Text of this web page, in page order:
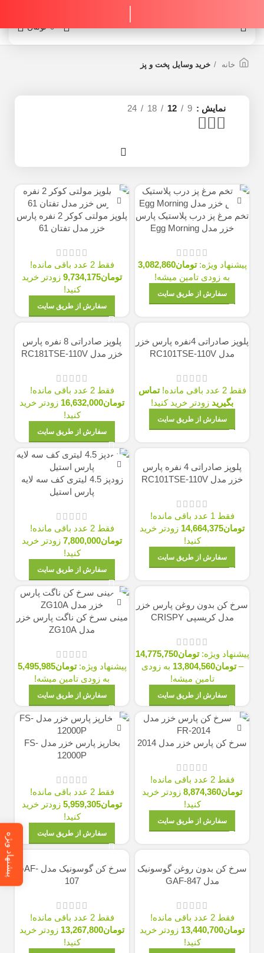
تومان 0
خانه خرید وسایل پخت و پز
نمایش 9
12
18
24
تخم مرغ پز درب پلاستيک پارس
خزر مدل Egg Morning
پیشنهاد ویژه:تومان3,082,860
به زودی تامین میشه!
سفارش از طریق سایت
پلوپز مولتی کوکر 2 نفره پارس
خزر مدل تفتان 61
فقط 2 عدد باقی مانده!
تومان9,734,175 زودتر خرید
کنید!
سفارش از طریق سایت
پلوپز صادراتی 4نفره پارس خزر
مدل RC101TSE-110V
فقط 2 عدد باقی مانده!
تماس
بگیرید زودتر خرید کنید!
سفارش از طریق سایت
پلوپز صادراتی 8 نفره پارس
خزر مدل RC181TSE-110V
فقط 2 عدد باقی مانده!
تومان16,632,000 زودتر خرید
کنید!
سفارش از طریق سایت
پلوپز صادراتی 4 نفره پارس
خزر مدل RC101TSE-110V
فقط 1 عدد باقی مانده!
تومان14,664,375 زودتر خرید
کنید!
سفارش از طریق سایت
زودپز 4.5 لیتری کف سه لایه
پارس استیل
فقط 2 عدد باقی مانده!
تومان7,800,000 زودتر خرید
کنید!
سفارش از طریق سایت
سرخ کن بدون روغن پارس خزر
مدل کریسپی CRISPY
پیشنهاد ویژه:تومان14,775,750
– تومان13,804,560 به زودی
تامین میشه!
سفارش از طریق سایت
مينی سرخ كن ناگت پارس خزر
مدل ZG10A
پیشنهاد ویژه:تومان5,495,985
به زودی تامین میشه!
سفارش از طریق سایت
سرخ كن پارس خزر مدل 2014
فقط 2 عدد باقی مانده!
تومان8,874,360 زودتر خرید
کنید!
سفارش از طریق سایت
بخارپز پارس خزر مدل FS-
12000P
فقط 2 عدد باقی مانده!
تومان5,959,305 زودتر خرید
کنید!
سفارش از طریق سایت
سرخ کن بدون روغن گوسونیک
مدل GAF-847
فقط 2 عدد باقی مانده!
تومان13,440,700 زودتر خرید
کنید!
سرخ کن گوسونیک مدل GAF-
107
فقط 2 عدد باقی مانده!
تومان13,267,800 زودتر خرید
کنید!
پیشنهاد ویژه